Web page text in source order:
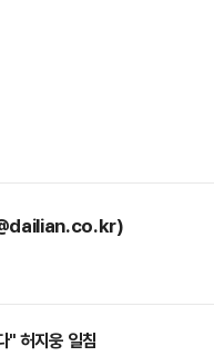
" 허지웅 일침